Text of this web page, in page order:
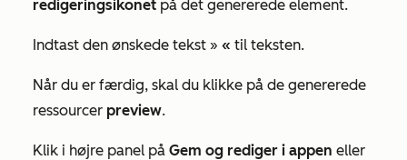
redigeringsikonet på det genererede element.
Indtast den ønskede tekst » « til teksten.
Når du er færdig, skal du klikke på de genererede
ressourcer preview.
Klik i højre panel på Gem og rediger i appen eller